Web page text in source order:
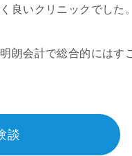
良いクリニックでした。
朗会計で総合的にはす
談